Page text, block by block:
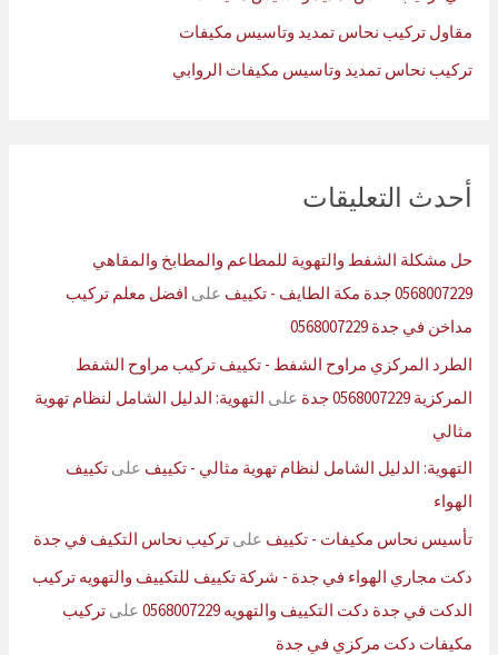
مقاول تركيب نحاس تمديد وتاسيس مكيفات
تركيب نحاس تمديد وتاسيس مكيفات الروابي
أحدث التعليقات
حل مشكلة الشفط والتهوية للمطاعم والمطابخ والمقاهي
0568007229 جدة مكة الطايف - تكييف
على افضل معلم تركيب
مداخن في جدة 0568007229
الطرد المركزي مراوح الشفط - تكييف تركيب مراوح الشفط
المركزية 0568007229 جدة
على التهوية: الدليل الشامل لنظام تهوية
مثالي
التهوية: الدليل الشامل لنظام تهوية مثالي - تكييف علىتكييف
الهواء
تأسيس نحاس مكيفات - تكييف علىتركيب نحاس التكيف في جدة
دكت مجاري الهواء في جدة - شركة تكييف للتكييف والتهويه تركيب
الدكت في جدة دكت التكييف والتهويه 0568007229
علىتركيب
مكيفات دكت مركزي في جدة